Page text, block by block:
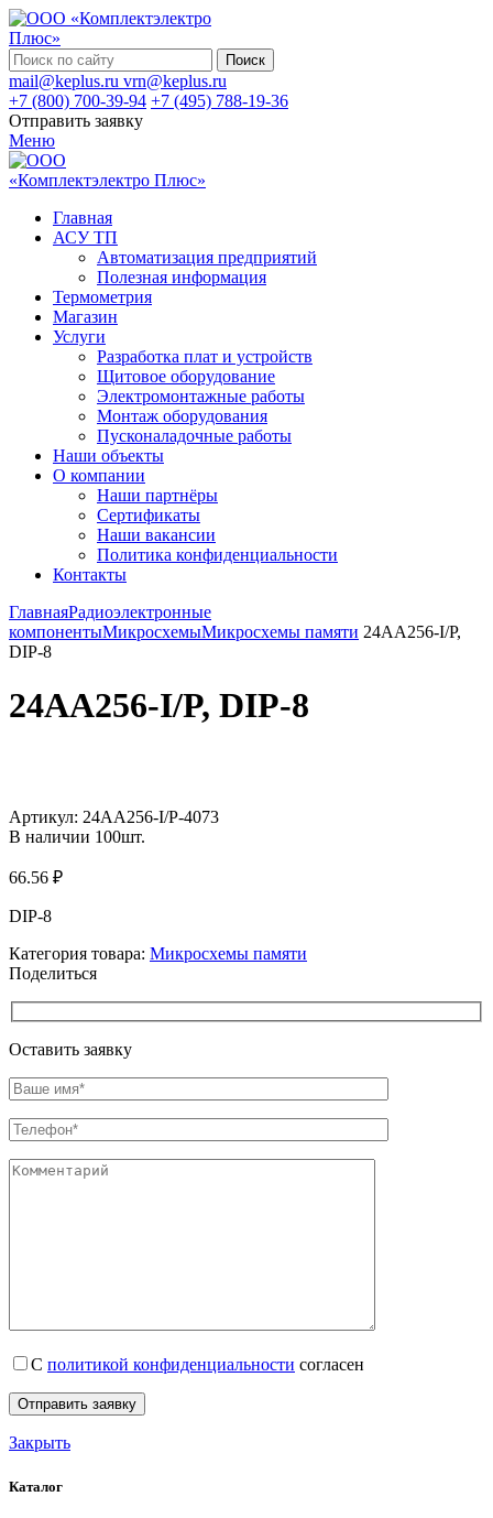
Поиск
mail@keplus.ru vrn@keplus.ru
+7 (800) 700-39-94 +7 (495) 788-19-36
Отправить заявку
Меню
Главная
АСУ ТП
Автоматизация предприятий
Полезная информация
Термометрия
Магазин
Услуги
Разработка плат и устройств
Щитовое оборудование
Электромонтажные работы
Монтаж оборудования
Пусконаладочные работы
Наши объекты
О компании
Наши партнёры
Сертификаты
Наши вакансии
Политика конфиденциальности
Контакты
ГлавнаяРадиоэлектронные
компонентыМикросхемыМикросхемы памяти 24AA256-I/P,
DIP-8
24AA256-I/P, DIP-8
Артикул: 24AA256-I/P-4073
В наличии 100шт.
66.56 ₽
DIP-8
Категория товара: Микросхемы памяти
Поделиться
Оставить заявку
С политикой конфиденциальности согласен
Закрыть
Каталог